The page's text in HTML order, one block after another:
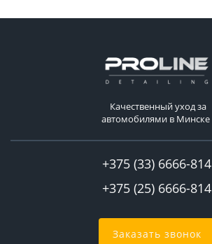
Качественный уход за
автомобилями в Минске
+375 (33) 6666-814
+375 (25) 6666-814
Заказать звонок